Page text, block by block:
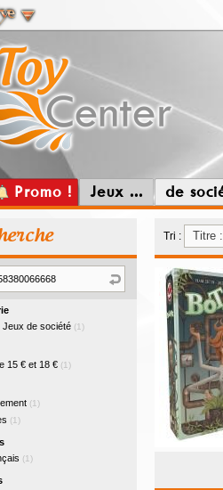
Promo ! Jeux ... de
Jeux de société (1)
15 € et 18 € (1)
(1)
(1)
(1)
Tri :